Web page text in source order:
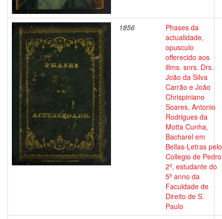
1856
Phases da
actualidade,
opusculo
offerecido aos
illms. snrs. Drs.
João da Silva
Carrão e João
Chrispiniano
Soares, Antonio
Rodrigues da
Motta Cunha,
Bacharel em
Bellas-Letras pelo
Collegio de Pedro
2º, estudante do
5º anno da
Faculdade de
Direito de S.
Paulo